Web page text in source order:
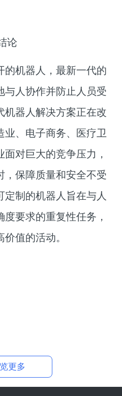
论
的机器人，最新一代的
与人协作并防止人员受
机器人解决方案正在改
业、电子商务、医疗卫
对巨大的竞争压力，
，保障质量和安全不受
制的机器人旨在与人
要求的重复性任务，
值的活动。
更多